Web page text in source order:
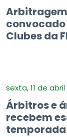
Arbitragem
convocado
Clubes da
sexta, 11 de
Árbitros e
recebem
temporada